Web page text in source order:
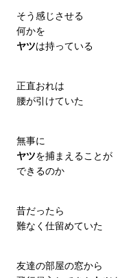
そう感じさせる
何かを
ヤツは持っている
正直おれは
腰が引けていた
無事に
ヤツを捕まえることが
できるのか
昔だったら
難なく仕留めていた
友達の部屋の窓から